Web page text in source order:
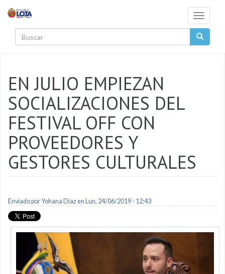
Toggle
EN JULIO EMPIEZAN
SOCIALIZACIONES DEL
FESTIVAL OFF CON
PROVEEDORES Y
GESTORES CULTURALES
Enviado porYohana Diazen Lun, 24/06/2019 - 12:43